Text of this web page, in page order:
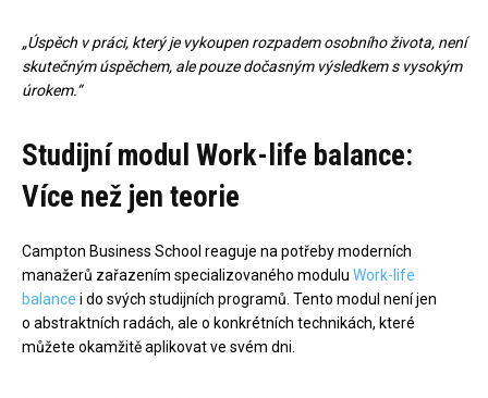
„Úspěch v práci, který je vykoupen rozpadem osobního života, není
skutečným úspěchem, ale pouze dočasným výsledkem s vysokým
úrokem.“
Studijní modul Work-life balance:
Více než jen teorie
Campton Business School reaguje na potřeby moderních
manažerů zařazením specializovaného modulu Work-life
balance i do svých studijních programů. Tento modul není jen
o abstraktních radách, ale o konkrétních technikách, které
můžete okamžitě aplikovat ve svém dni.